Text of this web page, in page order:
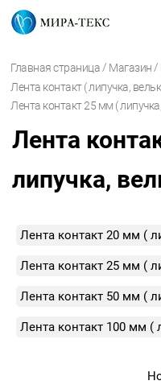
Главная страница / Магазин /
Лента контакт ( липучка,
Лента контакт 25 мм (
Лента
липучка,
Лента контакт 20 мм (
Лента контакт 25 мм (
Лента контакт 50 мм (
Лента контакт 100 мм (